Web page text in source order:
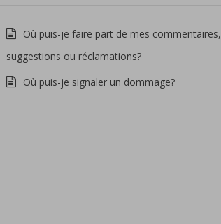
Où puis-je faire part de mes commentaires,
suggestions ou réclamations?
Où puis-je signaler un dommage?